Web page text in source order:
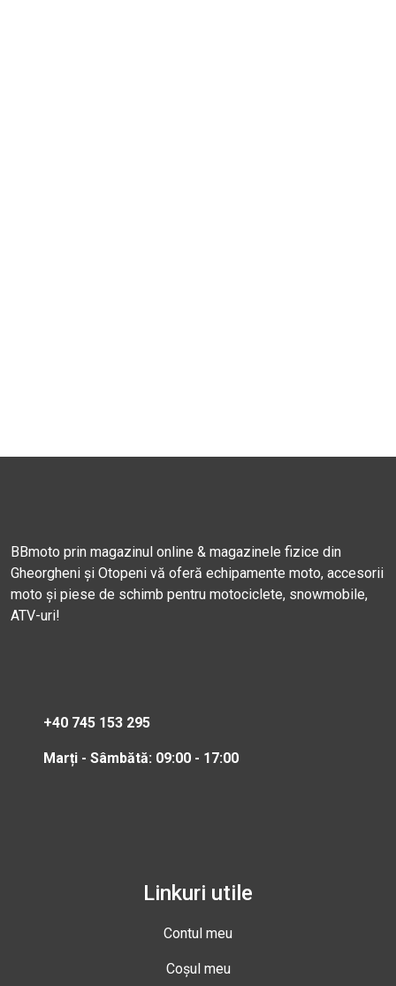
BBmoto prin magazinul online & magazinele fizice din
Gheorgheni și Otopeni vă oferă echipamente moto, accesorii
moto și piese de schimb pentru motociclete, snowmobile,
ATV-uri!
+40 745 153 295
Marți - Sâmbătă: 09:00 - 17:00
Linkuri utile
Contul meu
Coșul meu